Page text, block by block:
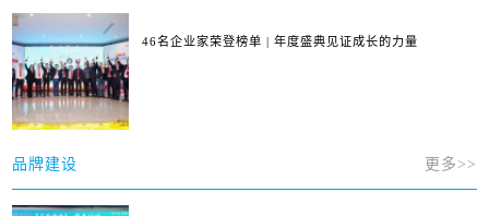
46名企业家荣登榜单 | 年度盛典见证成长的力量
品牌建设 更多>>